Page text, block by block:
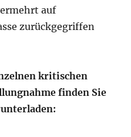
auf
zurückgegriffen
kritischen
finden Sie